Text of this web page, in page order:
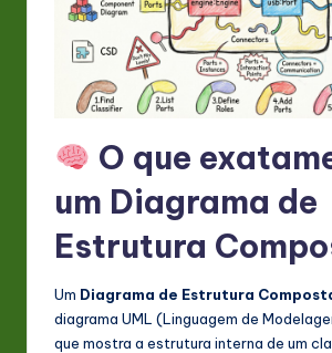
In
o
O que
um Diagrama de
Estrutura
Um Diagrama de Estrutura
diagrama UML (Linguagem de
que mostra a estrutura interna de um